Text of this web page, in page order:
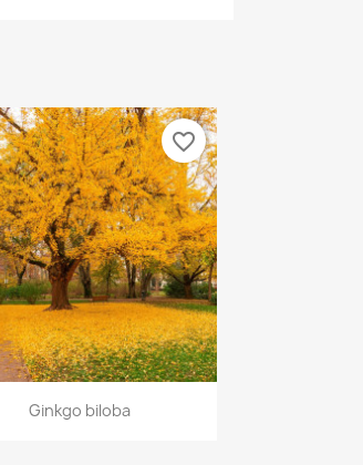
Vista rápida
Ginkgo biloba
favorite_border